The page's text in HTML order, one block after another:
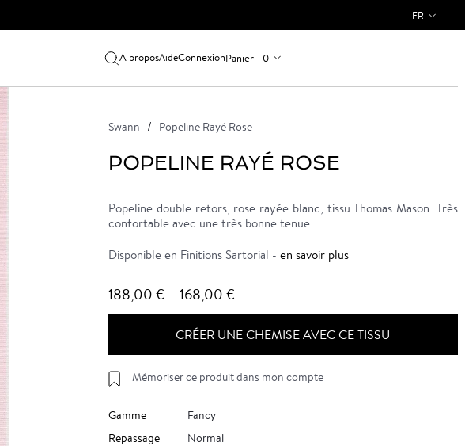
FR
A proposAideConnexionPanier - 0
Swann Popeline Rayé Rose
POPELINE RAYÉ ROSE
Popeline double retors, rose rayée blanc, tissu Thomas Mason. Très
confortable avec une très bonne tenue.
Disponible en Finitions Sartorial - en savoir plus
188,00 € 168,00 €
CRÉER UNE CHEMISE AVEC CE TISSU
Mémoriser ce produit dans mon compte
Gamme
Fancy
Repassage
Normal